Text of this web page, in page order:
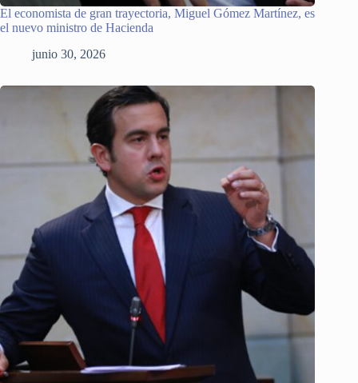
El economista de gran trayectoria, Miguel Gómez Martínez, es
el nuevo ministro de Hacienda
junio 30, 2026